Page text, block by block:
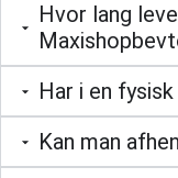
Hvor lang
Har i en
Kan man